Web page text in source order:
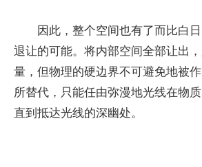
因此，整个空间也有了而比白
退让的可能。将内部空间全部让出
量，但物理的硬边界不可避免地被
所替代，只能任由弥漫地光线在物
直到抵达光线的深幽处。